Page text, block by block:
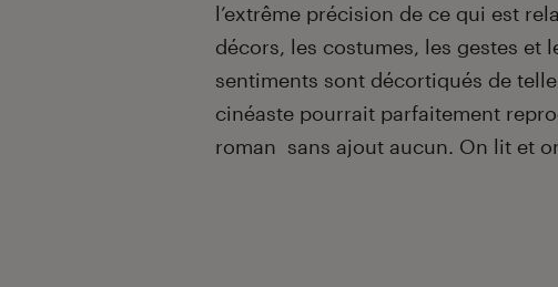
l’extrême précision de ce qui est
décors, les costumes, les gestes et
sentiments sont décortiqués de telle
cinéaste pourrait parfaitement
roman sans ajout aucun. On lit et